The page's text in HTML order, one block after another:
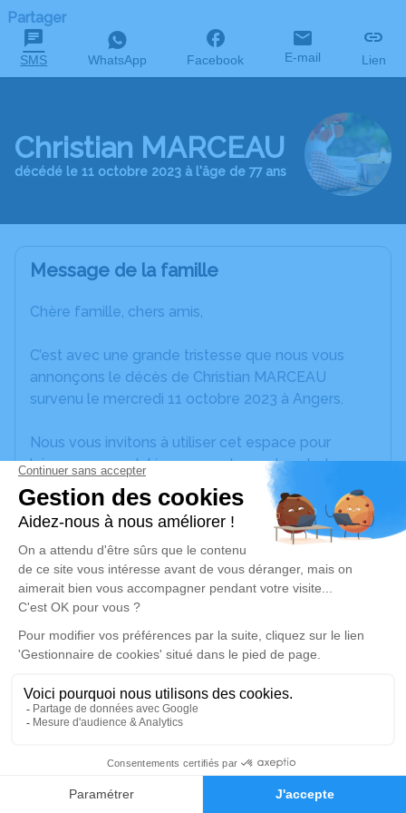
Faire-part Hommages
Partager
SMS WhatsApp Facebook E-mail Lien
Christian MARCEAU
décédé le 11 octobre 2023 à l'âge de 77 ans
Message de la famille
Chère famille, chers amis,
C’est avec une grande tristesse que nous vous
annonçons le décès de Christian MARCEAU
survenu le mercredi 11 octobre 2023 à Angers.
Nous vous invitons à utiliser cet espace pour
laisser vos condoléances, partager des photos
souvenirs, une anecdote ou exprimer vos pensées
à travers des poèmes ou des textes. Cet endroit
est un lieu d'expression dédié à honorer la
mémoire de Christian MARCEAU.
Un service de plantation d’arbre hommage est
disponible ici.
Je rends hommage
Cérémonie religieuse
Église de Champtocé-sur-Loire
49123 Champtocé-sur-Loire